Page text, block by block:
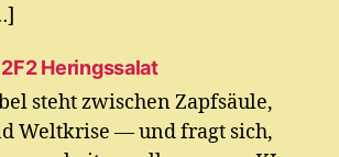
Heringssalat
steht zwischen Zapfsäule,
Weltkrise — und fragt sich,